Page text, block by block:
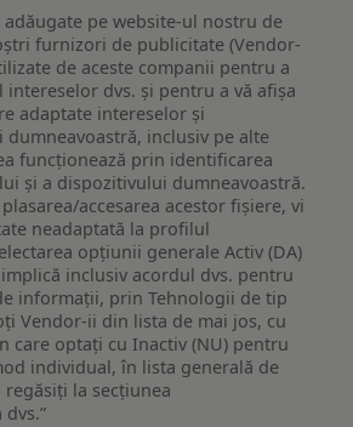
pe website-ul nostru de
furnizori de publicitate (Vendor-
de aceste companii pentru a
dvs. și pentru a vă afișa
adaptate intereselor și
inclusiv pe alte
funcționează prin identificarea
și a dispozitivului dumneavoastră.
accesarea acestor fișiere, vi
neadaptată la profilul
opțiunii generale Activ (DA)
inclusiv acordul dvs. pentru
informații, prin Tehnologii de tip
Vendor-ii din lista de mai jos, cu
care optați cu Inactiv (NU) pentru
individual, în lista generală de
la secțiunea